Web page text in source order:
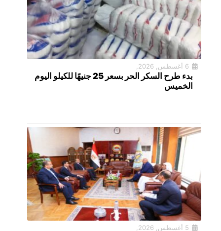
6 أغسطس, 2026,
بدء طرح السكر الحر بسعر 25 جنيهًا للكيلو اليوم
الخميس
5 أغسطس, 2026,